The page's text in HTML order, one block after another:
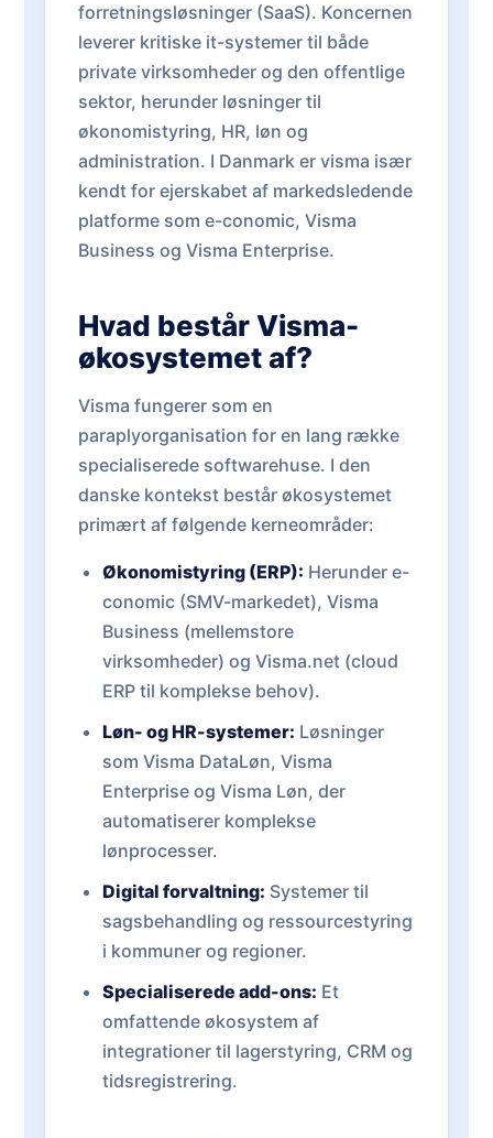
forretningsløsninger (SaaS). Koncernen
leverer kritiske it-systemer til både
private virksomheder og den offentlige
sektor, herunder løsninger til
økonomistyring, HR, løn og
administration. I Danmark er visma især
kendt for ejerskabet af markedsledende
platforme som e-conomic, Visma
Business og Visma Enterprise.
Hvad består Visma-
økosystemet af?
Visma fungerer som en
paraplyorganisation for en lang række
specialiserede softwarehuse. I den
danske kontekst består økosystemet
primært af følgende kerneområder:
Økonomistyring (ERP): Herunder e-
conomic (SMV-markedet), Visma
Business (mellemstore
virksomheder) og Visma.net (cloud
ERP til komplekse behov).
Løn- og HR-systemer: Løsninger
som Visma DataLøn, Visma
Enterprise og Visma Løn, der
automatiserer komplekse
lønprocesser.
Digital forvaltning: Systemer til
sagsbehandling og ressourcestyring
i kommuner og regioner.
Specialiserede add-ons: Et
omfattende økosystem af
integrationer til lagerstyring, CRM og
tidsregistrering.